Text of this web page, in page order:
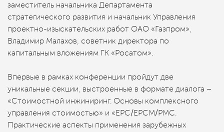
заместитель начальника Департамента
стратегического развития и начальник Управления
проектно-изыскательских работ ОАО «Газпром»,
Владимир Малахов, советник директора по
капитальным вложениям ГК «Росатом».
Впервые в рамках конференции пройдут две
уникальные секции, выстроенные в формате диалога –
«Стоимостной инжиниринг. Основы комплексного
управления стоимостью» и «ЕРС/ЕРСМ/РМС.
Практические аспекты применения зарубежных